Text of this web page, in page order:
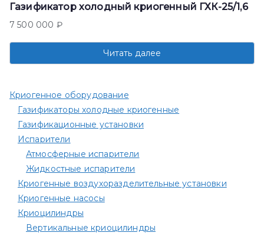
Газификатор холодный криогенный ГХК-25/1,6
7 500 000 ₽
Читать далее
Криогенное оборудование
Газификаторы холодные криогенные
Газификационные установки
Испарители
Атмосферные испарители
Жидкостные испарители
Криогенные воздухоразделительные установки
Криогенные насосы
Криоцилиндры
Вертикальные криоцилиндры